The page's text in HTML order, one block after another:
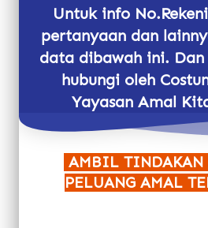
Untuk info
pertanyaan dan
data dibawah ini.
hubungi oleh
Yayasan Amal
AMBIL TINDAKAN
PELUANG AMAL